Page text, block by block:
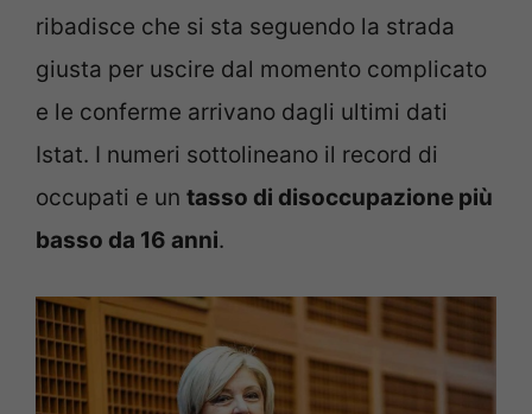
ribadisce che si sta seguendo la strada
giusta per uscire dal momento complicato
e le conferme arrivano dagli ultimi dati
Istat. I numeri sottolineano il record di
occupati e un tasso di disoccupazione più
basso da 16 anni.